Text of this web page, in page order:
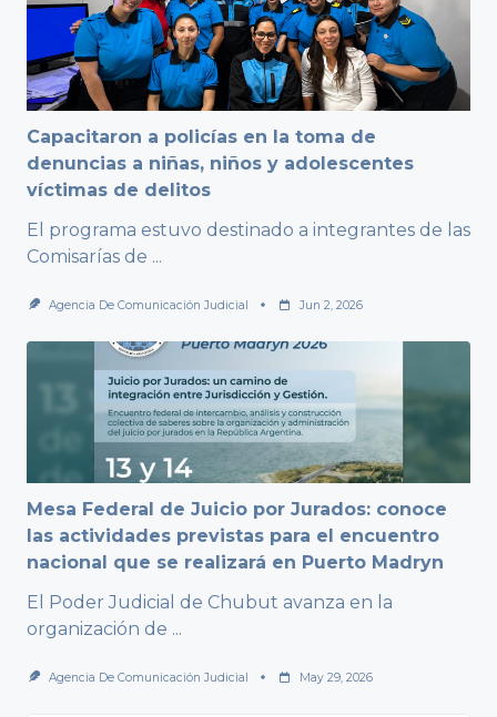
Capacitaron a policías en la toma de
denuncias a niñas, niños y adolescentes
víctimas de delitos
El programa estuvo destinado a integrantes de las
Comisarías de ...
Agencia De Comunicación Judicial Jun 2, 2026
Mesa Federal de Juicio por Jurados: conoce
las actividades previstas para el encuentro
nacional que se realizará en Puerto Madryn
El Poder Judicial de Chubut avanza en la
organización de ...
Agencia De Comunicación Judicial May 29, 2026